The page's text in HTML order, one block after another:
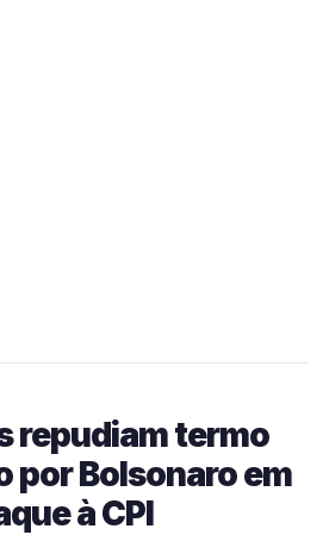
repudiam termo
por Bolsonaro em
à CPI